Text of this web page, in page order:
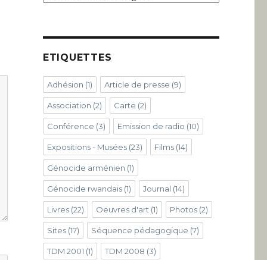
ETIQUETTES
Adhésion (1) Article de presse (9)
Association (2) Carte (2)
Conférence (3) Emission de radio (10)
Expositions - Musées(23) Films(14)
Génocide arménien (1)
Génocide rwandais(1) Journal (14)
Livres(22) Oeuvres d'art (1) Photos(2)
Sites(17) Séquence pédagogique (7)
TDM 2001 (1) TDM 2008 (3)